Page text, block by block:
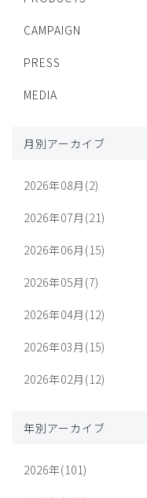
CAMPAIGN
PRESS
MEDIA
月別アーカイブ
2026年08月(2)
2026年07月(21)
2026年06月(15)
2026年05月(7)
2026年04月(12)
2026年03月(15)
2026年02月(12)
年別アーカイブ
2026年(101)